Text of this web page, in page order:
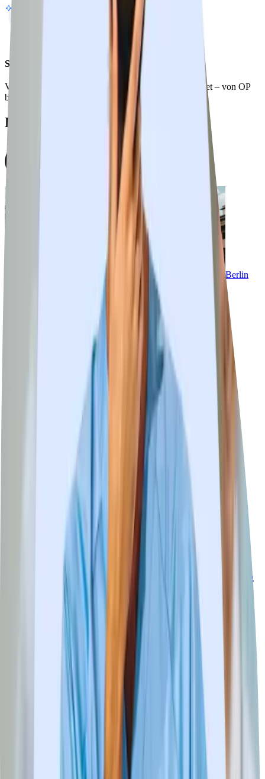
Spezialisierungsmöglichkeiten
Vertiefe dein Know-how in deinem Lieblingsfachgebiet – von OP
bis Onkologie
Beliebte Städte für Pflegejobs
Berlin
Leipzig